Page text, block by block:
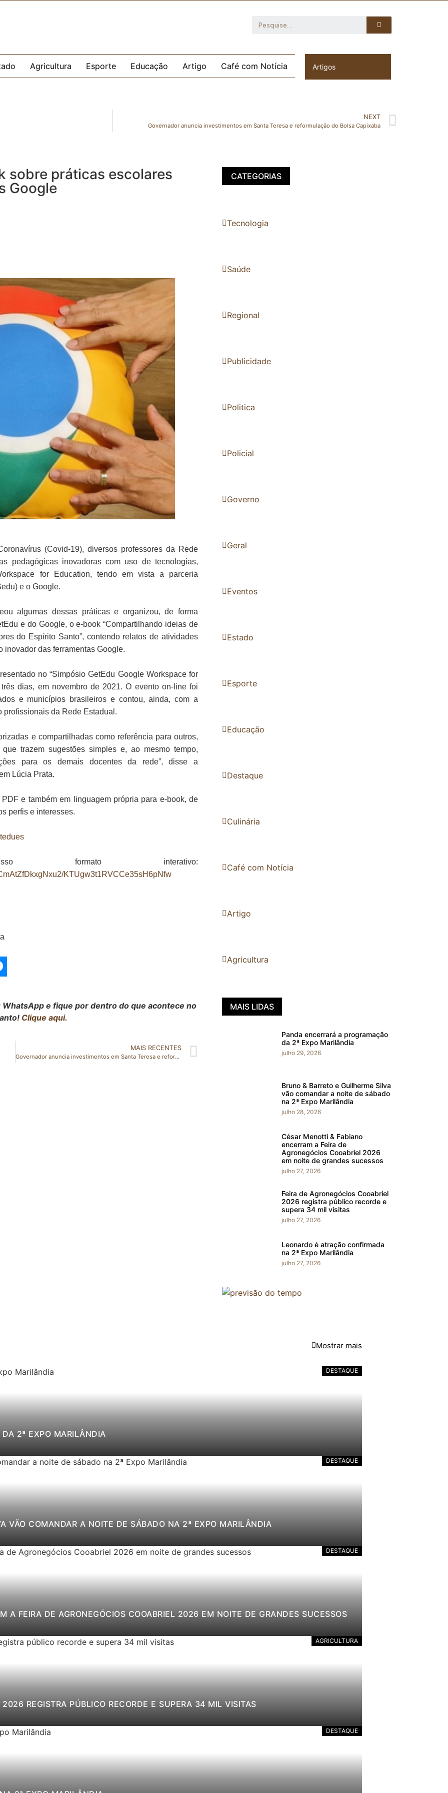
Agricultura Esporte Educação Artigo Café com Notícia Artigos
NEXT
Governador anuncia investimentos em Santa Teresa e reformulação do Bolsa Capixaba
sobre práticas escolares
Google
(Covid-19), diversos professores da Rede
pedagógicas inovadoras com uso de tecnologias,
for Education, tendo em vista a parceria
e o Google.
algumas dessas práticas e organizou, de forma
e do Google, o e-book “Compartilhando ideias de
do Espírito Santo”, contendo relatos de atividades
inovador das ferramentas Google.
no “Simpósio GetEdu Google Workspace for
dias, em novembro de 2021. O evento on-line foi
e municípios brasileiros e contou, ainda, com a
da Rede Estadual.
e compartilhadas como referência para outros,
trazem sugestões simples e, ao mesmo tempo,
para os demais docentes da rede”, disse a
Lúcia Prata.
e também em linguagem própria para e-book, de
perfis e interesses.
formato interativo:
KTUgw3t1RVCCe35sH6pNfw
e fique por dentro do que acontece no
Clique aqui.
MAIS RECENTES
Governador anuncia investimentos em Santa Teresa e reformulação do Bolsa Capixaba
CATEGORIAS
Tecnologia
Saúde
Regional
Publicidade
Politica
Policial
Governo
Geral
Eventos
Estado
Esporte
Educação
Destaque
Culinária
Café com Notícia
Artigo
Agricultura
MAIS LIDAS
Panda encerrará a programação
da 2ª Expo Marilândia
julho 29, 2026
Bruno & Barreto e Guilherme Silva
vão comandar a noite de sábado
na 2ª Expo Marilândia
julho 28, 2026
César Menotti & Fabiano
encerram a Feira de
Agronegócios Cooabriel 2026
em noite de grandes sucessos
julho 27, 2026
Feira de Agronegócios Cooabriel
2026 registra público recorde e
supera 34 mil visitas
julho 27, 2026
Leonardo é atração confirmada
na 2ª Expo Marilândia
julho 27, 2026
Mostrar mais
DESTAQUE
DA 2ª EXPO MARILÂNDIA
DESTAQUE
VÃO COMANDAR A NOITE DE SÁBADO NA 2ª EXPO MARILÂNDIA
DESTAQUE
A FEIRA DE AGRONEGÓCIOS COOABRIEL 2026 EM NOITE DE GRANDES SUCESSOS
AGRICULTURA
REGISTRA PÚBLICO RECORDE E SUPERA 34 MIL VISITAS
DESTAQUE